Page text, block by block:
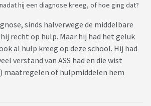
hij een diagnose kreeg, of hoe ging dat?
sinds halverwege de middelbare
recht op hulp. Maar hij had het geluk
al hulp kreeg op deze school. Hij had
verstand van ASS had en die wist
maatregelen of hulpmiddelen hem